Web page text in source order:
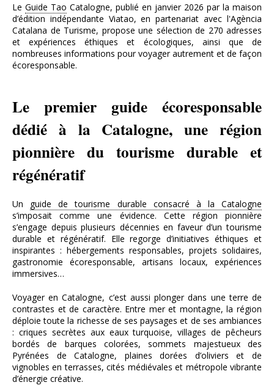
Le Guide Tao Catalogne, publié en janvier 2026 par la maison
d’édition indépendante Viatao, en partenariat avec l'Agència
Catalana de Turisme, propose une sélection de 270 adresses
et expériences éthiques et écologiques, ainsi que de
nombreuses informations pour voyager autrement et de façon
écoresponsable.
Le premier guide écoresponsable
dédié à la Catalogne, une région
pionnière du tourisme durable et
régénératif
Un guide de tourisme durable consacré à la Catalogne
s’imposait comme une évidence. Cette région pionnière
s’engage depuis plusieurs décennies en faveur d’un tourisme
durable et régénératif. Elle regorge d’initiatives éthiques et
inspirantes : hébergements responsables, projets solidaires,
gastronomie écoresponsable, artisans locaux, expériences
immersives…
Voyager en Catalogne, c’est aussi plonger dans une terre de
contrastes et de caractère. Entre mer et montagne, la région
déploie toute la richesse de ses paysages et de ses ambiances
: criques secrètes aux eaux turquoise, villages de pêcheurs
bordés de barques colorées, sommets majestueux des
Pyrénées de Catalogne, plaines dorées d’oliviers et de
vignobles en terrasses, cités médiévales et métropole vibrante
d’énergie créative.